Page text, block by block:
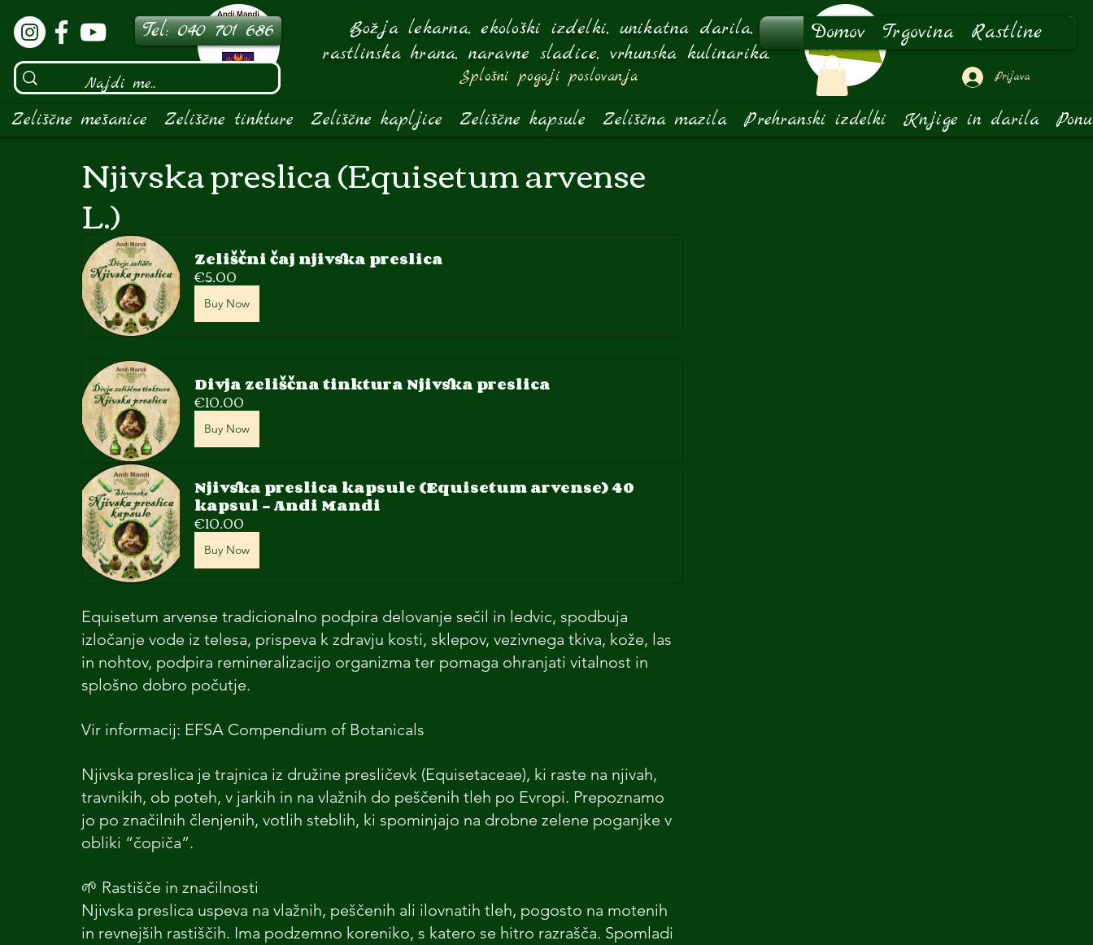
Tel: 040 701 686 Domov Trgovina Rastline
Prijava
Božja lekarna, ekološki izdelki, unikatna darila,
rastlinska hrana, naravne sladice, vrhunska kulinarika.
Splošni pogoji poslovanja
Zeliščne mešanice Zeliščne tinkture Zeliščne kapljice Zeliščne kapsule Zeliščna mazila Prehranski izdelki Knjige in darila
Njivska preslica (Equisetum arvense
L.)
Zeliščni čaj njivska preslica
€5.00
Buy Now
Divja zeliščna tinktura Njivska preslica
€10.00
Buy Now
Njivska preslica kapsule (Equisetum arvense) 40
kapsul - Andi Mandi
€10.00
Buy Now
Equisetum arvense tradicionalno podpira delovanje sečil in ledvic, spodbuja
izločanje vode iz telesa, prispeva k zdravju kosti, sklepov, vezivnega tkiva, kože, las
in nohtov, podpira remineralizacijo organizma ter pomaga ohranjati vitalnost in
splošno dobro počutje.
Vir informacij: EFSA Compendium of Botanicals
Njivska preslica je trajnica iz družine presličevk (Equisetaceae), ki raste na njivah,
travnikih, ob poteh, v jarkih in na vlažnih do peščenih tleh po Evropi. Prepoznamo
jo po značilnih členjenih, votlih steblih, ki spominjajo na drobne zelene poganjke v
obliki “čopiča”.
🌱 Rastišče in značilnosti
Njivska preslica uspeva na vlažnih, peščenih ali ilovnatih tleh, pogosto na motenih
in revnejših rastiščih. Ima podzemno koreniko, s katero se hitro razrašča. Spomladi